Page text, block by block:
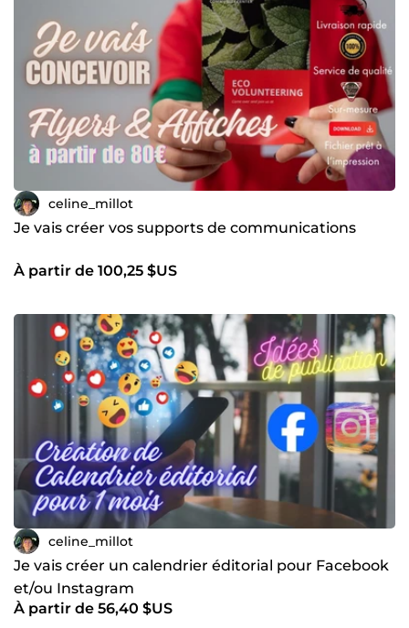
celine_millot
Je vais créer vos supports de communications
À partir de 100,25 $US
celine_millot
Je vais créer un calendrier éditorial pour Facebook
et/ou Instagram
À partir de 56,40 $US